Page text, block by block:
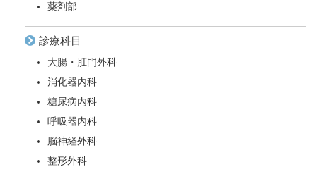
薬剤部
診療科目
大腸・肛門外科
消化器内科
糖尿病内科
呼吸器内科
脳神経外科
整形外科